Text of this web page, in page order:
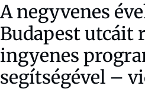
A negyvenes
Budapest utcáit
ingyenes
segítségével –